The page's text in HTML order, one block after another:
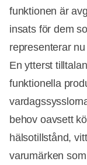
funktionen är
insats för dem
representerar
En ytterst
funktionella
behov oavsett
hälsotillstånd,
varumärken